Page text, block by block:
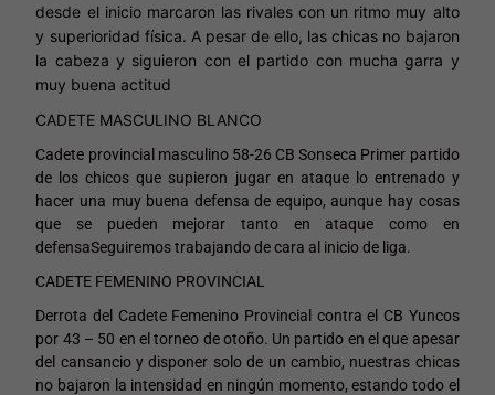
desde el inicio marcaron las rivales con un ritmo muy alto
y superioridad física. A pesar de ello, las chicas no bajaron
la cabeza y siguieron con el partido con mucha garra y
muy buena actitud
CADETE MASCULINO BLANCO
Cadete provincial masculino 58-26 CB Sonseca Primer partido
de los chicos que supieron jugar en ataque lo entrenado y
hacer una muy buena defensa de equipo, aunque hay cosas
que se pueden mejorar tanto en ataque como en
defensaSeguiremos trabajando de cara al inicio de liga.
CADETE FEMENINO PROVINCIAL
Derrota del Cadete Femenino Provincial contra el CB Yuncos
por 43 – 50 en el torneo de otoño. Un partido en el que apesar
del cansancio y disponer solo de un cambio, nuestras chicas
no bajaron la intensidad en ningún momento, estando todo el